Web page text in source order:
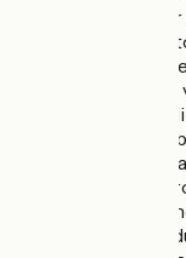
d’Argelès-sur-
établissement 4
ambiance
rencontrent pour
Laissez-vous
confortables :
emplacements
rafraîchissante.
restaurant avec
l'honneur les